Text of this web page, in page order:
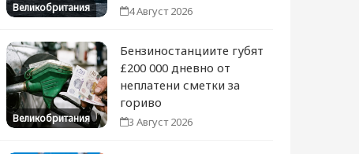
Великобритания 4 Август 2026
Великобритания
Бензиностанциите губят
£200 000 дневно от
неплатени сметки за
гориво
3 Август 2026